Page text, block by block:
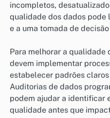
incompletos,
qualidade dos dados pode
e a uma tomada de
Para melhorar a qualidade
devem implementar
estabelecer padrões
Auditorias de dados
podem ajudar a identificar
qualidade antes que